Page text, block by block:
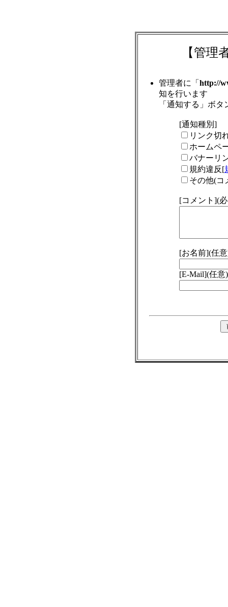
【管理
管理者に「 http://
知を行います
「通知する」ボ
[通知種別]
リンク切
ホームペ
バナーリ
規約違反[
その他(コ
[コメント](
[お名前](任
[E-Mail](任意)